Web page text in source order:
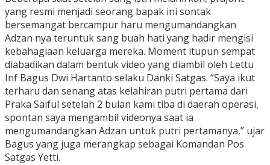
yang resmi menjadi seorang bapak ini sontak
bersemangat bercampur haru mengumandangkan
Adzan nya teruntuk sang buah hati yang hadir mengisi
kebahagiaan keluarga mereka. Moment itupun sempat
diabadikan dalam bentuk video yang diambil oleh Lettu
Inf Bagus Dwi Hartanto selaku Danki Satgas. “Saya ikut
terharu dan senang atas kelahiran putri pertama dari
Praka Saiful setelah 2 bulan kami tiba di daerah operasi,
spontan saya mengambil videonya saat ia
mengumandangkan Adzan untuk putri pertamanya,” ujar
Bagus yang juga merangkap sebagai Komandan Pos
Satgas Yetti.